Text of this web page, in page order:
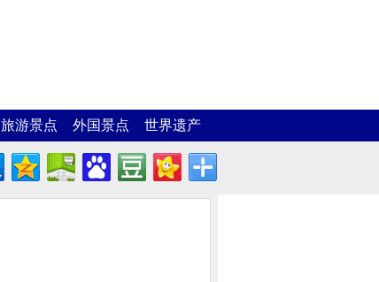
旅游景点 外国景点 世界遗产